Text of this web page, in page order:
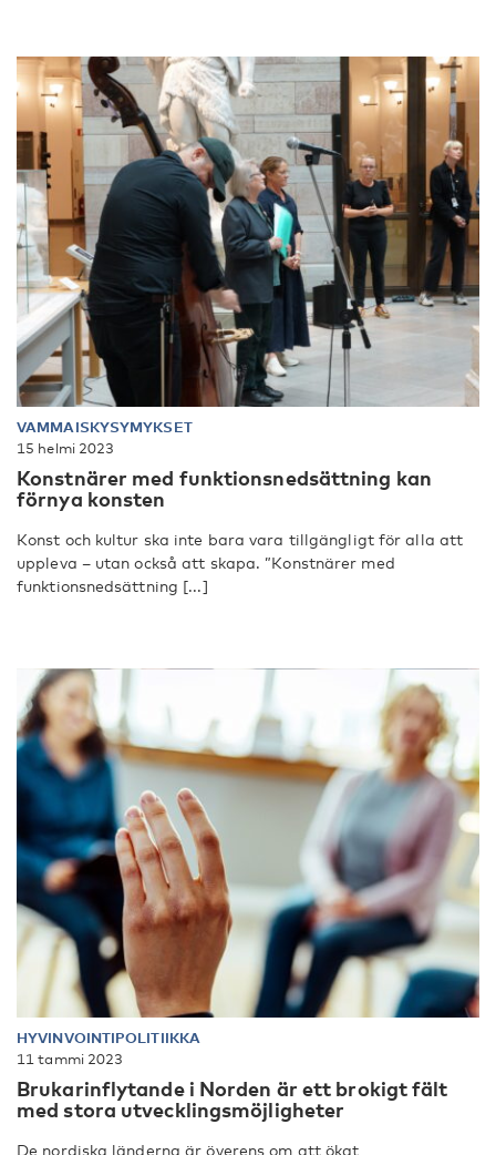
VAMMAISKYSYMYKSET
15 helmi 2023
Konstnärer med funktionsnedsättning kan
förnya konsten
Konst och kultur ska inte bara vara tillgängligt för alla att
uppleva – utan också att skapa. ”Konstnärer med
funktionsnedsättning [...]
HYVINVOINTIPOLITIIKKA
11 tammi 2023
Brukarinflytande i Norden är ett brokigt fält
med stora utvecklingsmöjligheter
De nordiska länderna är överens om att ökat